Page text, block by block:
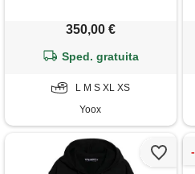
350,00 €
Sped. gratuita
L M S XL XS
Yoox